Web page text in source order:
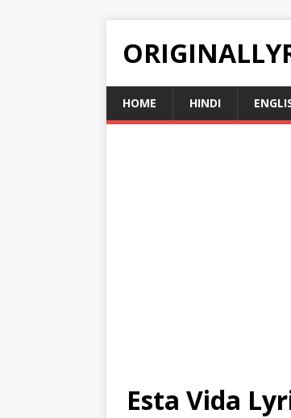
HOME HINDI
Esta Vida